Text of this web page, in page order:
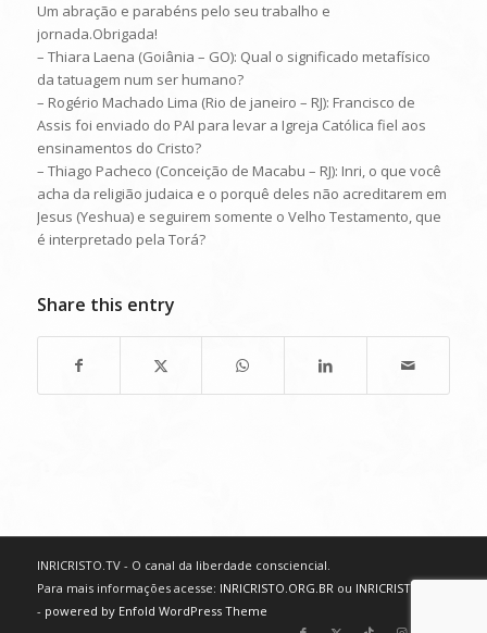
Um abração e parabéns pelo seu trabalho e
jornada.Obrigada!
– Thiara Laena (Goiânia – GO): Qual o significado metafísico
da tatuagem num ser humano?
– Rogério Machado Lima (Rio de janeiro – RJ): Francisco de
Assis foi enviado do PAI para levar a Igreja Católica fiel aos
ensinamentos do Cristo?
– Thiago Pacheco (Conceição de Macabu – RJ): Inri, o que você
acha da religião judaica e o porquê deles não acreditarem em
Jesus (Yeshua) e seguirem somente o Velho Testamento, que
é interpretado pela Torá?
Share this entry
INRICRISTO.TV - O canal da liberdade consciencial.
Para mais informações acesse: INRICRISTO.ORG.BRou INRICRISTO.NET
- powered by Enfold WordPress Theme